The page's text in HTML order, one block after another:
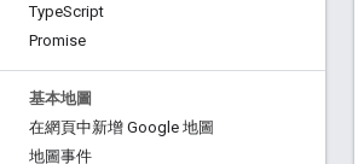
TypeScript
Promise
基本地圖
在網頁中新增 Google 地圖
地圖事件